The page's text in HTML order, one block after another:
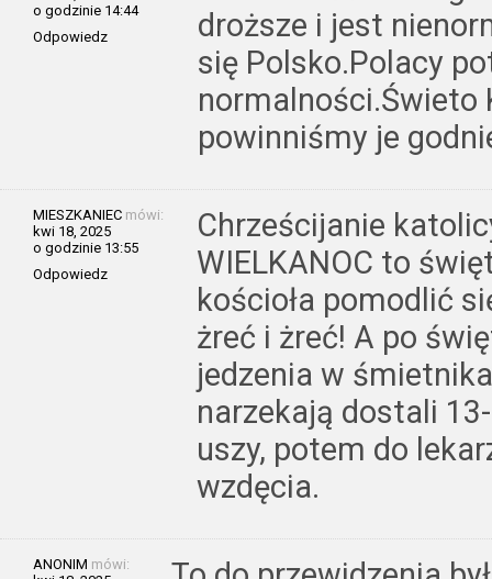
o godzinie 14:44
Odpowiedz
droższe i jest
się Polsko.Polacy
normalności.Świeto
powinniśmy je
MIESZKANIEC mówi:
kwi 18, 2025
o godzinie 13:55
Odpowiedz
Chrześcijanie
WIELKANOC to
kościoła pomodlić
żreć i żreć! A po
jedzenia w
narzekają dostali
uszy, potem do
wzdęcia.
ANONIM mówi: